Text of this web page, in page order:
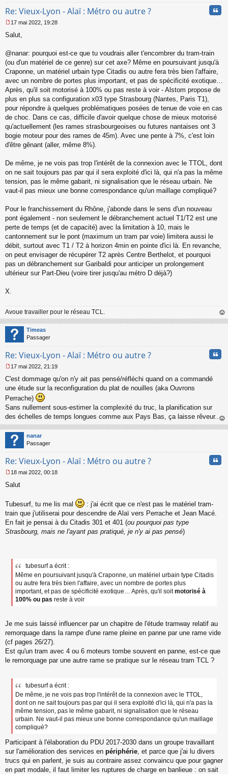
Re: Vieux-Lyon - Alaï : Métro ou autre ?
e
s
g
e
n
o
n
u
17 mai 2022, 19:28
Salut,
@nanar: pourquoi est-ce que tu voudrais aller t'encombrer du tram-train
(ou d'un matériel de ce genre) sur cet axe? Même en poursuivant jusqu'à
Craponne, un matériel urbain type Citadis ou autre fera très bien l'affaire,
avec un nombre de portes plus important, et pas de spécificité exotique…
Après, qu'il soit motorisé à 100% ou pas reste à voir - Alstom propose de
plus en plus sa configuration x03 type Strasbourg (Nantes, Paris T1),
pour répondre à quelques problématiques posées de tenue de voie en cas
de choc. Dans ce cas, difficile d'avoir quelque chose de mieux motorisé
qu'actuellement (les rames strasbourgeoises ou futures nantaises ont 3
bogie moteur pour des rames de 45m). Avec une pente à 7%, c'est loin
d'être gênant (aller, même 8%).
De même, je ne vois pas trop l'intérêt de la connexion avec le TTOL, dont
on ne sait toujours pas par qui il sera exploité d'ici là, qui n'a pas la même
tension, pas le même gabarit, ni signalisation que le réseau urbain. Ne
vaut-il pas mieux une bonne correspondance qu'un maillage compliqué?
Pour le franchissement du Rhône, j'abonde dans le sens d'un nouveau
pont également - non seulement le débranchement actuel T1/T2 est une
perte de temps (et de capacité) avec la limitation à 10, mais le
cantonnement sur le pont (maximum un tram par voie) limitera aussi le
débit, surtout avec T1 / T2 à horizon 4min en pointe d'ici là. En revanche,
on peut envisager de récupérer T2 après Centre Berthelot, et pourquoi
pas un débranchement sur Garibaldi pour anticiper un prolongement
ultérieur sur Part-Dieu (voire tirer jusqu'au métro D déjà?)
X.
Avoue travailler pour le réseau TCL.
au
Timeas
Passager
Re: Vieux-Lyon - Alaï : Métro ou autre ?
e
s
a
g
e
n
o
n
l
17 mai 2022, 21:19
C'est dommage qu'on n'y ait pas pensé/réfléchi quand on a commandé
une étude sur la reconfiguration du plat de nouilles (aka Ouvrons
Perrache)
Sans nullement sous-estimer la complexité du truc, la planification sur
des échelles de temps longues comme aux Pays Bas, ça laisse rêveur...
au
nanar
Passager
Re: Vieux-Lyon - Alaï : Métro ou autre ?
e
s
a
g
e
n
18 mai 2022, 00:18
Salut
Tubesurf, tu me lis mal
: j'ai écrit que ce n'est pas le matériel tram-
train que j'utiliserai pour descendre de Alaï vers Perrache et Jean Macé.
En fait je pensai à du Citadis 301 et 401 (ou pourquoi pas type
Strasbourg, mais ne l'ayant pas pratiqué, je n'y ai pas pensé)
tubesurf a écrit :
Même en poursuivant jusqu'à Craponne, un matériel urbain type Citadis
ou autre fera très bien l'affaire, avec un nombre de portes plus
important, et pas de spécificité exotique… Après, qu'il soitmotorisé à
100% ou pas reste à voir
Je me suis laissé influencer par un chapitre de l'étude tramway relatif au
remorquage dans la rampe d'une rame pleine en panne par une rame vide
(cf pages 26/27).
Est qu'un tram avec 4 ou 6 moteurs tombe souvent en panne, est-ce que
le remorquage par une autre rame se pratique sur le réseau tram TCL ?
tubesurf a écrit :
De même, je ne vois pas trop l'intérêt de la connexion avec le TTOL,
dont on ne sait toujours pas par qui il sera exploité d'ici là, qui n'a pas la
même tension, pas le même gabarit, ni signalisation que le réseau
urbain. Ne vaut-il pas mieux une bonne correspondance qu'un maillage
compliqué?
Participant à l'élaboration du PDU 2017-2030 dans un groupe travaillant
sur l'amélioration des services en périphérie , et parce que j'ai lu divers
trucs qui en parlent, je suis au contraire assez convaincu que pour gagner
en part modale, il faut limiter les ruptures de charge en banlieue : on sait